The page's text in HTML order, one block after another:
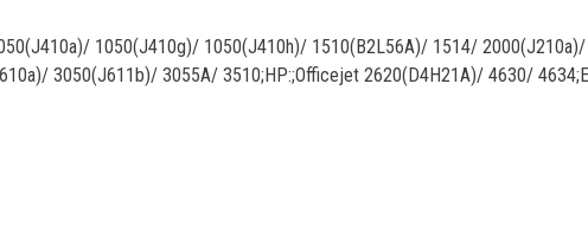
1050(J410g)/ 1050(J410h)/ 1510(B2L56A)/ 1514/
3050(J611b)/ 3055A/ 3510;HP:;Officejet 2620(D4H21A)/ 4630/